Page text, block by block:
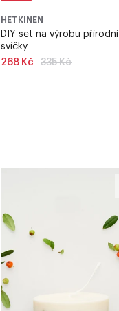
HETKINEN
DIY set na výrobu přírodní
svíčky
268 Kč
Běžná
335 Kč